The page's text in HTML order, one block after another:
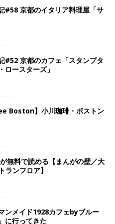
#58 京都のイタリア料理屋「サ
#52 京都のカフェ「スタンプタ
ロースターズ」
Boston】小川珈琲・ボストン
無料で読める【まんがの壁／大
ランフロア】
ンメイド1928カフェbyブルー
に行ってきた